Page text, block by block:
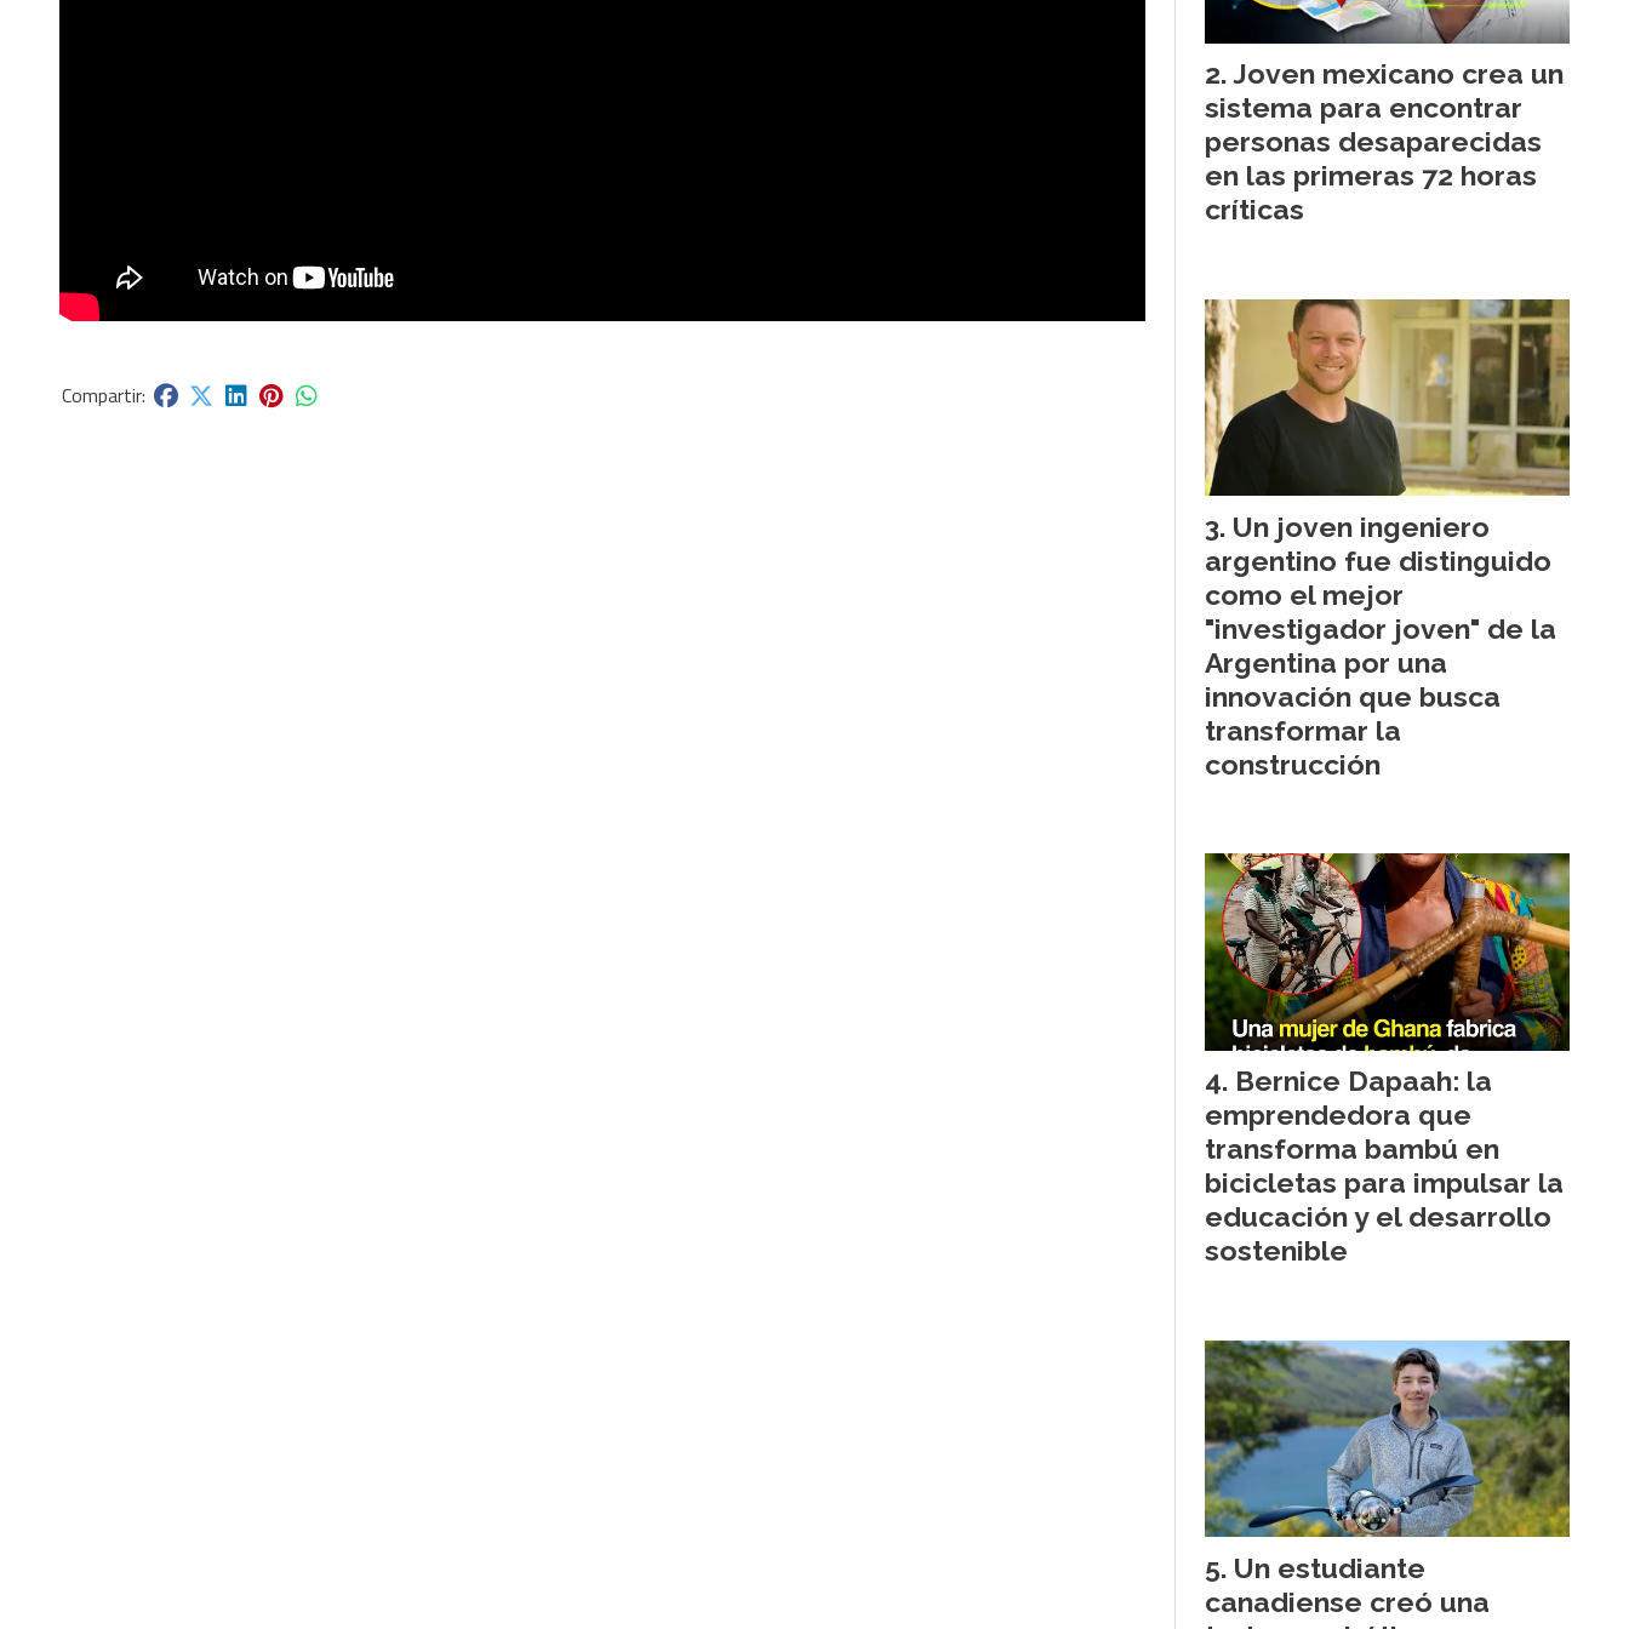
Joven mexicano crea un
sistema para encontrar
personas desaparecidas
en las primeras 72 horas
críticas
Un joven ingeniero
argentino fue distinguido
como el mejor
"investigador joven" de la
Argentina por una
innovación que busca
transformar la
construcción
Bernice Dapaah: la
emprendedora que
transforma bambú en
bicicletas para impulsar la
educación y el desarrollo
sostenible
Un estudiante
canadiense creó una